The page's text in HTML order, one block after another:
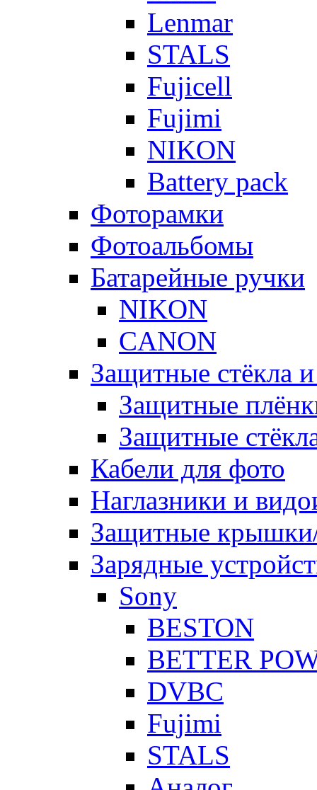
Lenmar
STALS
Fujicell
Fujimi
NIKON
Battery pack
Фоторамки
Фотоальбомы
Батарейные ручки
NIKON
CANON
Защитные стёкла
Защитные
Защитные
Кабели для фото
Наглазники и
Защитные
Зарядные
Sony
BESTON
BETTER
DVBC
Fujimi
STALS